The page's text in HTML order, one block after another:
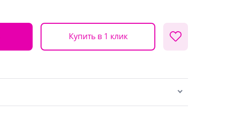
Купить в 1 клик